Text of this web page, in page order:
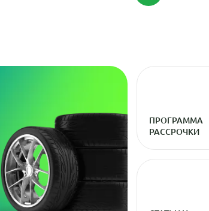
ПРОГРАММА
РАССРОЧКИ